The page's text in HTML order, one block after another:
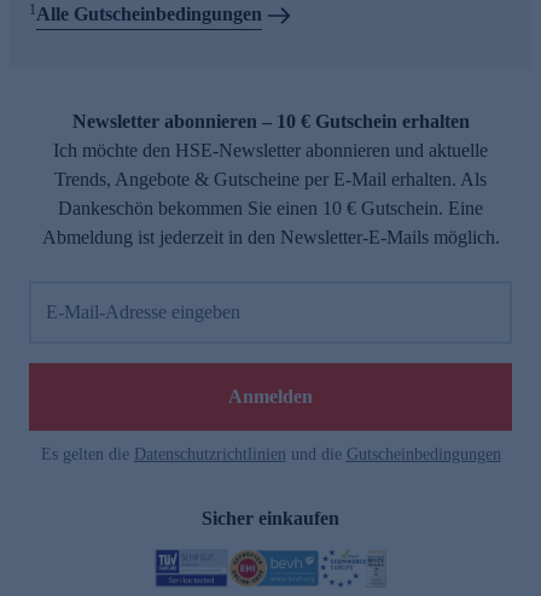
1Alle Gutscheinbedingungen
Newsletter abonnieren – 10 € Gutschein erhalten
Ich möchte den HSE-Newsletter abonnieren und aktuelle
Trends, Angebote & Gutscheine per E-Mail erhalten. Als
Dankeschön bekommen Sie einen 10 € Gutschein. Eine
Abmeldung ist jederzeit in den Newsletter-E-Mails möglich.
E-Mail-Adresse eingeben
Anmelden
Es gelten die Datenschutzrichtlinien und die Gutscheinbedingungen
Sicher einkaufen